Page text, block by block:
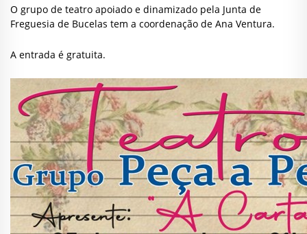
O grupo de teatro apoiado e dinamizado pela Junta de
Freguesia de Bucelas tem a coordenação de Ana Ventura.
A entrada é gratuita.